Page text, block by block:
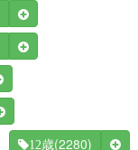
12歳(2280)